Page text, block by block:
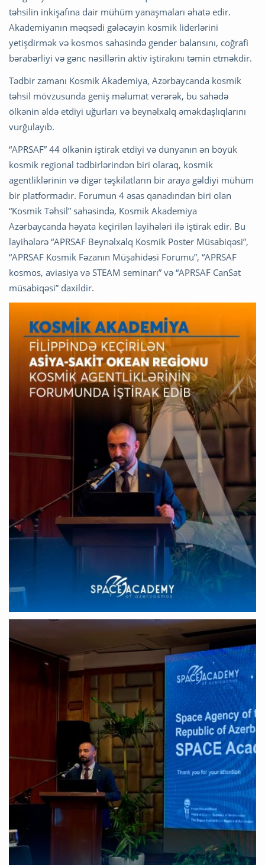
təhsilin inkişafına dair mühüm yanaşmaları əhatə edir.
Akademiyanın məqsədi gələcəyin kosmik liderlərini
yetişdirmək və kosmos sahəsində gender balansını, coğrafi
bərabərliyi və gənc nəsillərin aktiv iştirakını təmin etməkdir.
Tədbir zamanı Kosmik Akademiya, Azərbaycanda kosmik
təhsil mövzusunda geniş məlumat verərək, bu sahədə
ölkənin əldə etdiyi uğurları və beynəlxalq əməkdaşlıqlarını
vurğulayıb.
“APRSAF” 44 ölkənin iştirak etdiyi və dünyanın ən böyük
kosmik regional tədbirlərindən biri olaraq, kosmik
agentliklərinin və digər təşkilatların bir araya gəldiyi mühüm
bir platformadır. Forumun 4 əsas qanadından biri olan
“Kosmik Təhsil” sahəsində, Kosmik Akademiya
Azərbaycanda həyata keçirilən layihələri ilə iştirak edir. Bu
layihələrə “APRSAF Beynəlxalq Kosmik Poster Müsabiqəsi”,
“APRSAF Kosmik Fəzanın Müşahidəsi Forumu”, “APRSAF
kosmos, aviasiya və STEAM seminarı” və “APRSAF CanSat
müsabiqəsi” daxildir.